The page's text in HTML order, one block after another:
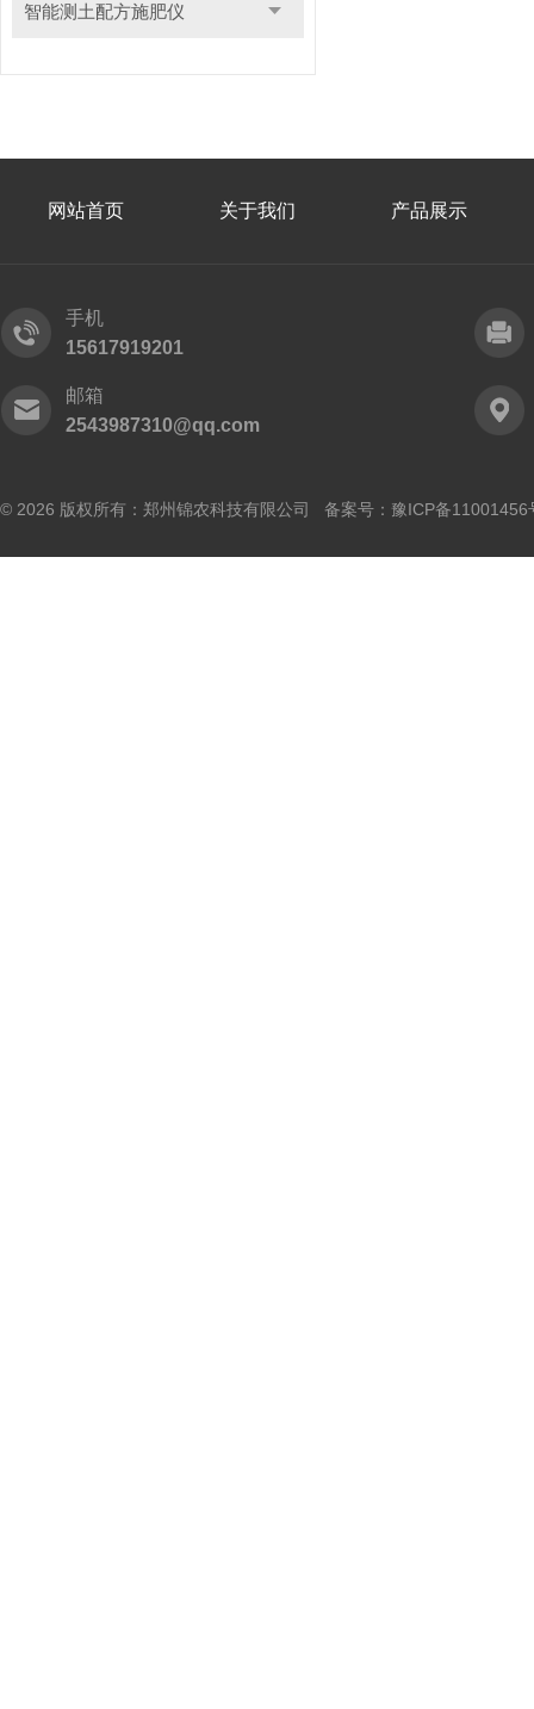
智能测土配方施肥仪
网站首页 关于我们 产品展示
手机
15617919201
邮箱
2543987310@qq.com
© 2026 版权所有：郑州锦农科技有限公司 备案号： 豫ICP备11001456